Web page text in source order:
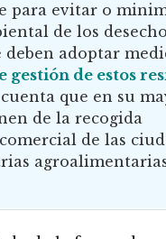
para evitar o
de los
deben adoptar
gestión de estos
que en su
de la recogida
de las